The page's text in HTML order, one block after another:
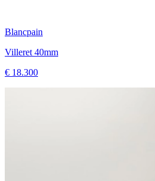
Blancpain
Villeret 40mm
€ 18.300